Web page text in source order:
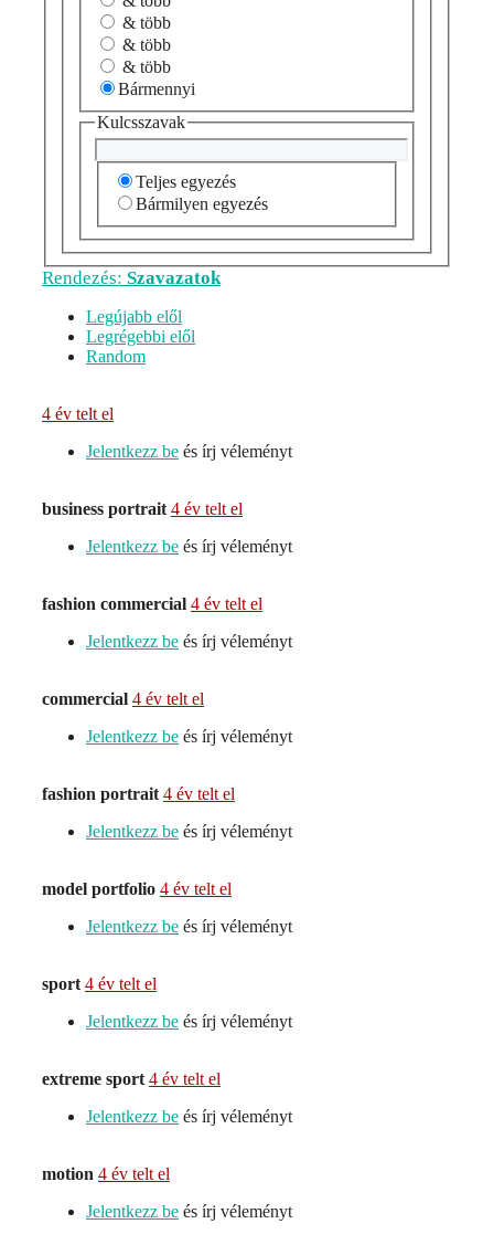
& több
& több
& több
Bármennyi
Kulcsszavak
Teljes egyezés
Bármilyen egyezés
Rendezés: Szavazatok
Legújabb elől
Legrégebbi elől
Random
4 év telt el
Jelentkezz be és írj véleményt
business portrait 4 év telt el
Jelentkezz be és írj véleményt
fashion commercial 4 év telt el
Jelentkezz be és írj véleményt
commercial 4 év telt el
Jelentkezz be és írj véleményt
fashion portrait 4 év telt el
Jelentkezz be és írj véleményt
model portfolio 4 év telt el
Jelentkezz be és írj véleményt
sport 4 év telt el
Jelentkezz be és írj véleményt
extreme sport 4 év telt el
Jelentkezz be és írj véleményt
motion 4 év telt el
Jelentkezz be és írj véleményt